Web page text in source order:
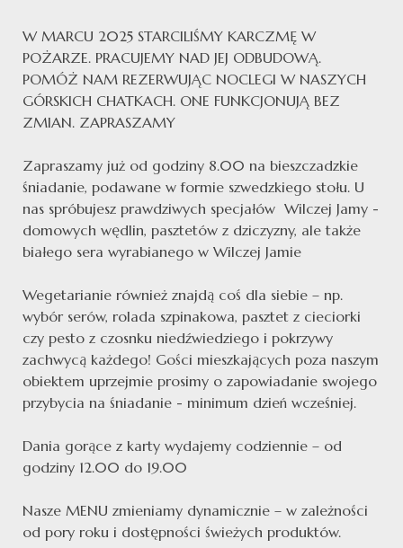
W MARCU 2025 STARCILIŚMY KARCZMĘ W
POŻARZE. PRACUJEMY NAD JEJ ODBUDOWĄ.
POMÓŻ NAM REZERWUJĄC NOCLEGI W NASZYCH
GÓRSKICH CHATKACH. ONE FUNKCJONUJĄ BEZ
ZMIAN. ZAPRASZAMY
Zapraszamy już od godziny 8.00 na bieszczadzkie
śniadanie, podawane w formie szwedzkiego stołu. U
nas spróbujesz prawdziwych specjałów Wilczej Jamy -
domowych wędlin, pasztetów z dziczyzny, ale także
białego sera wyrabianego w Wilczej Jamie
Wegetarianie również znajdą coś dla siebie – np.
wybór serów, rolada szpinakowa, pasztet z cieciorki
czy pesto z czosnku niedźwiedziego i pokrzywy
zachwycą każdego! Gości mieszkających poza naszym
obiektem uprzejmie prosimy o zapowiadanie swojego
przybycia na śniadanie - minimum dzień wcześniej.
Dania gorące z karty wydajemy codziennie – od
godziny 12.00 do 19.00
Nasze MENU zmieniamy dynamicznie – w zależności
od pory roku i dostępności świeżych produktów.